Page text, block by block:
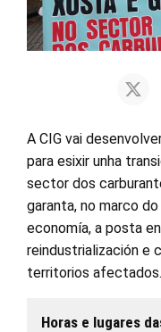
A CIG vai
para esixir unha
sector dos
garanta, no marco
economía, a posta
reindustrialización e
territorios afectados.
Horas e lugares